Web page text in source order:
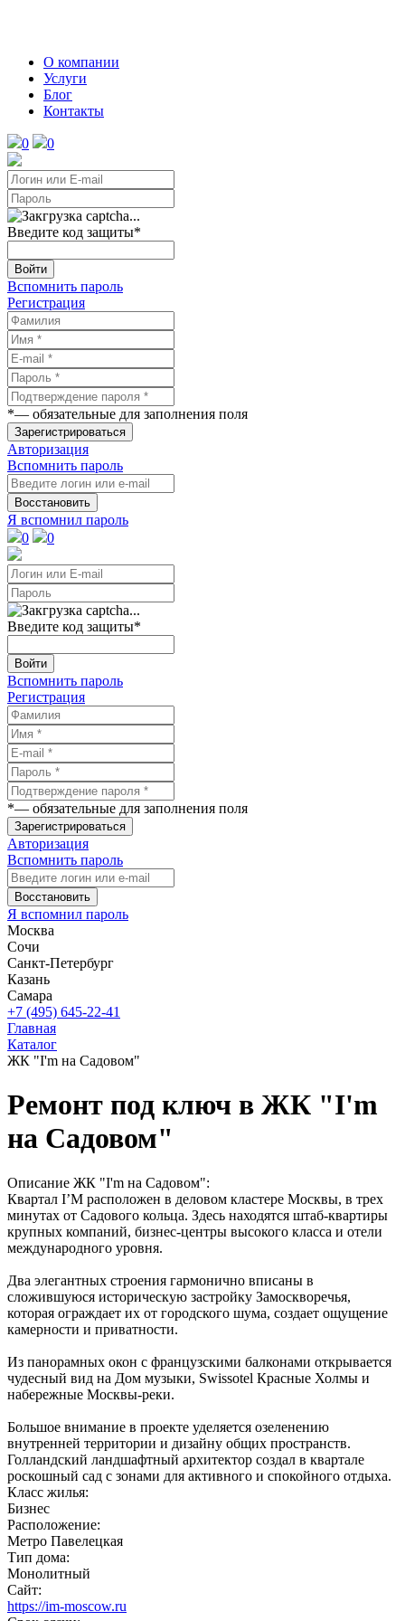
О компании
Услуги
Блог
Контакты
0 0
Введите код защиты*
Войти
Вспомнить пароль
Регистрация
*— обязательные для заполнения поля
Зарегистрироваться
Авторизация
Вспомнить пароль
Восстановить
Я вспомнил пароль
0
0
Введите код защиты*
Войти
Вспомнить пароль
Регистрация
*— обязательные для заполнения поля
Зарегистрироваться
Авторизация
Вспомнить пароль
Восстановить
Я вспомнил пароль
Москва
Сочи
Санкт-Петербург
Казань
Самара
+7 (495) 645-22-41
Главная
Каталог
ЖК "I'm на Садовом"
Ремонт под ключ в ЖК "I'm
на Садовом"
Описание ЖК "I'm на Садовом":
Квартал I’M расположен в деловом кластере Москвы, в трех
минутах от Садового кольца. Здесь находятся штаб-квартиры
крупных компаний, бизнес-центры высокого класса и отели
международного уровня.
Два элегантных строения гармонично вписаны в
сложившуюся историческую застройку Замоскворечья,
которая ограждает их от городского шума, создает ощущение
камерности и приватности.
Из панорамных окон с французскими балконами открывается
чудесный вид на Дом музыки, Swissotel Красные Холмы и
набережные Москвы-реки.
Большое внимание в проекте уделяется озеленению
внутренней территории и дизайну общих пространств.
Голландский ландшафтный архитектор создал в квартале
роскошный сад с зонами для активного и спокойного отдыха.
Класс жилья:
Бизнес
Расположение:
Метро Павелецкая
Тип дома:
Монолитный
Сайт:
https://im-moscow.ru